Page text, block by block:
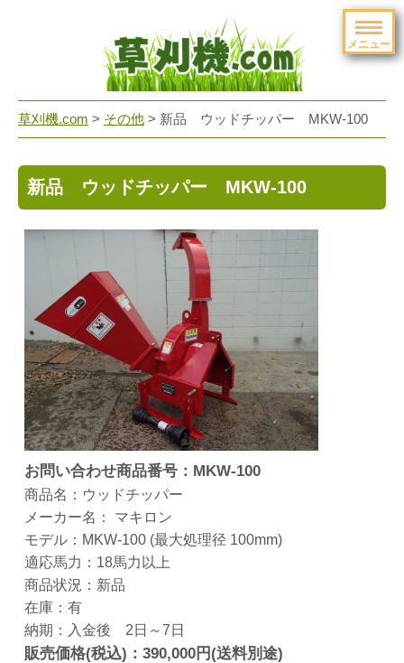
メニュー
草刈機.com > その他 > 新品 ウッドチッパー MKW-100
新品 ウッドチッパー MKW-100
お問い合わせ商品番号：MKW-100
商品名：ウッドチッパー
メーカー名： マキロン
モデル：MKW-100 (最大処理径 100mm)
適応馬力：18馬力以上
商品状況：新品
在庫：有
納期：入金後 2日～7日
販売価格(税込)：390,000円(送料別途)